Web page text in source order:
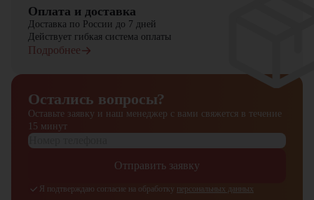
Оплата и доставка
Доставка по России до 7 дней
Действует гибкая система оплаты
Подробнее
Остались вопросы?
Оставьте заявку и наш менеджер с вами свяжется в течение
15 минут
Отправить заявку
Я подтверждаю согласие на обработку персональных данных